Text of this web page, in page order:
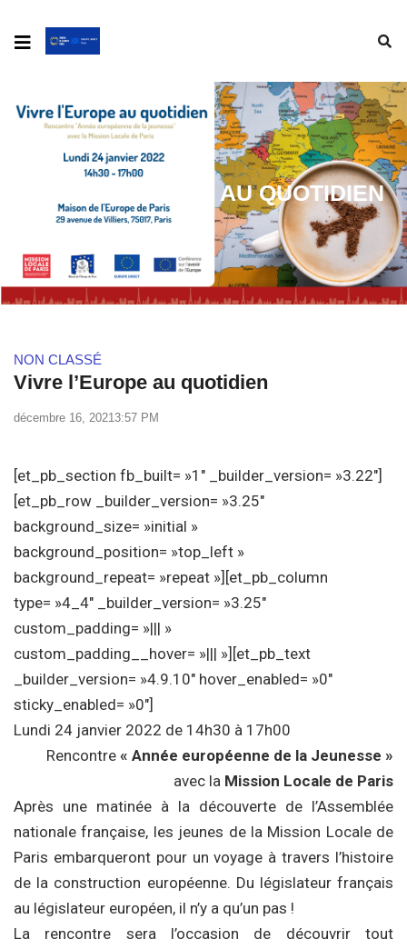
VIVRE L’EUROPE AU QUOTIDIEN
NON CLASSÉ
Vivre l’Europe au quotidien
décembre 16, 20213:57 PM
[et_pb_section fb_built= »1″ _builder_version= »3.22″]
[et_pb_row _builder_version= »3.25″
background_size= »initial »
background_position= »top_left »
background_repeat= »repeat »][et_pb_column
type= »4_4″ _builder_version= »3.25″
custom_padding= »||| »
custom_padding__hover= »||| »][et_pb_text
_builder_version= »4.9.10″ hover_enabled= »0″
sticky_enabled= »0″]
Lundi 24 janvier 2022 de 14h30 à 17h00
Rencontre « Année européenne de la Jeunesse »
avec la Mission Locale de Paris
Après une matinée à la découverte de l’Assemblée
nationale française, les jeunes de la Mission Locale de
Paris embarqueront pour un voyage à travers l’histoire
de la construction européenne. Du législateur français
au législateur européen, il n’y a qu’un pas !
La rencontre sera l’occasion de découvrir tout